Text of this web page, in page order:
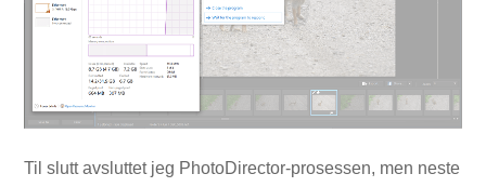
Til slutt avsluttet jeg PhotoDirector-prosessen, men neste